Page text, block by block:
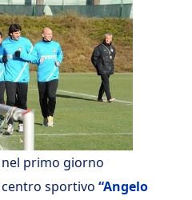
primo giorno
sportivo “Angelo